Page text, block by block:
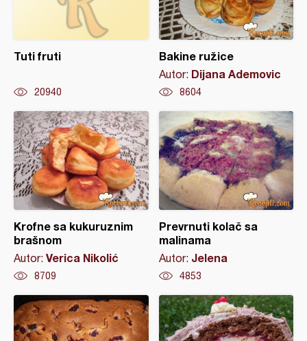
Tuti fruti
20940
Bakine ružice
Autor: Dijana Ademovic
8604
Krofne sa kukuruznim
brašnom
Autor: Verica Nikolić
8709
Prevrnuti kolač sa
malinama
Autor: Jelena
4853